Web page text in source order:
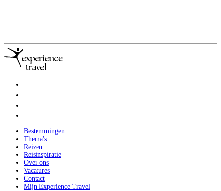
Bestemmingen
Thema's
Reizen
Reisinspiratie
Over ons
Vacatures
Contact
Mijn Experience Travel